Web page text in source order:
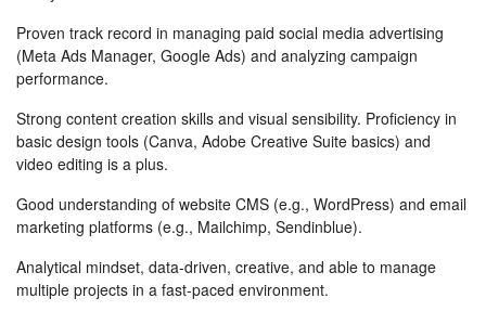
Proven track record in managing paid social media advertising
(Meta Ads Manager, Google Ads) and analyzing campaign
performance.
Strong content creation skills and visual sensibility. Proficiency in
basic design tools (Canva, Adobe Creative Suite basics) and
video editing is a plus.
Good understanding of website CMS (e.g., WordPress) and email
marketing platforms (e.g., Mailchimp, Sendinblue).
Analytical mindset, data-driven, creative, and able to manage
multiple projects in a fast-paced environment.